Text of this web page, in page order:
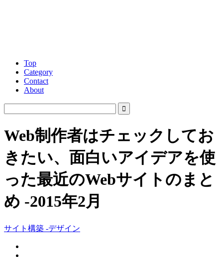
Top
Category
Contact
About
Web制作者はチェックしてお
きたい、面白いアイデアを使
った最近のWebサイトのまと
め -2015年2月
サイト構築 -デザイン